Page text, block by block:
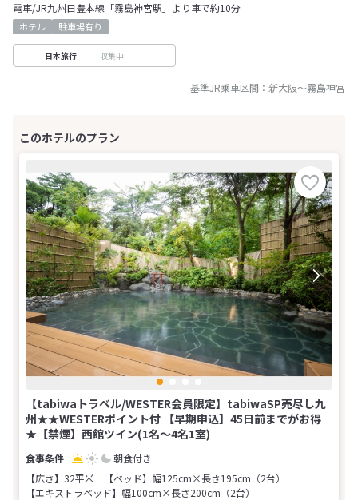
電車/JR九州日豊本線「霧島神宮駅」より車で約10分
ホテル 駐車場有り
日本旅行 収集中
基準JR乗車区間： 新大阪～霧島神宮
【tabiwaトラベル/WESTER会員限定】tabiwaSP売尽し九
州★★WESTERポイント付 【早期申込】45日前までがお得
★【禁煙】西館ツイン(1名～4名1室)
朝食付き
【広さ】32平米
【ベッド】幅125cm×長さ195cm（2台）
【エキストラベッド】幅100cm×長さ200cm（2台）